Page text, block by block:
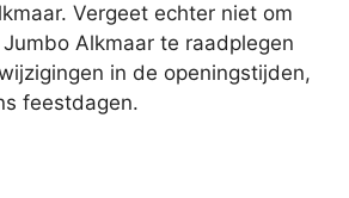
Vergeet echter niet om
Alkmaar te raadplegen
in de openingstijden,
feestdagen.